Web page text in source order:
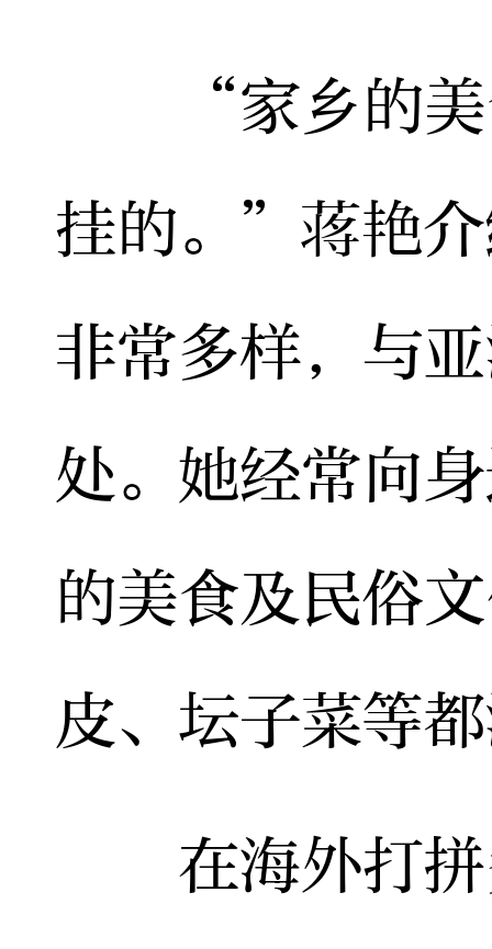
“家乡的美
挂的。”蒋艳
非常多样，与
处。她经常向
的美食及民俗
皮、坛子菜等
在海外打拼